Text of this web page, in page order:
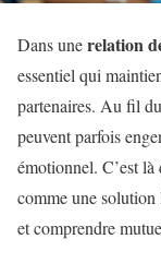
Dans unerelation
essentiel qui
partenaires. Au fil
peuvent parfois
émotionnel. C’est là
comme une
et comprendre